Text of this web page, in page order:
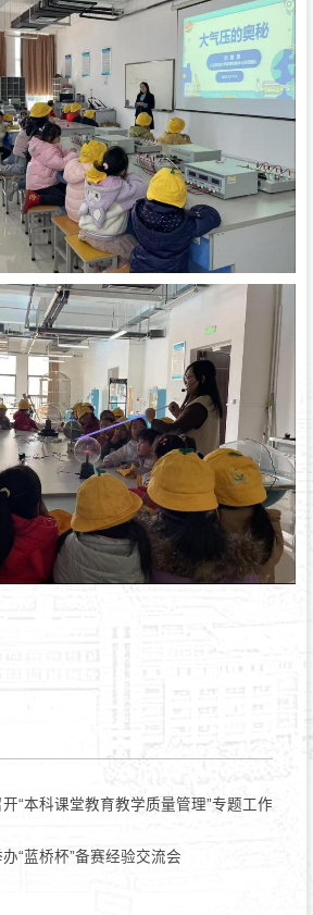
“本科课堂教育教学质量管理”专题工作
“蓝桥杯”备赛经验交流会